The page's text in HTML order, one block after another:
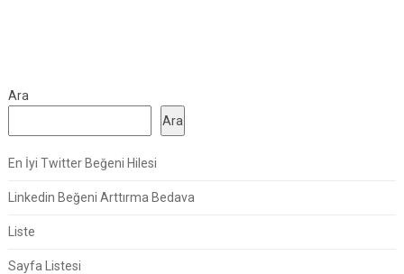
Ara
Ara
En İyi Twitter Beğeni Hilesi
Linkedin Beğeni Arttırma Bedava
Liste
Sayfa Listesi